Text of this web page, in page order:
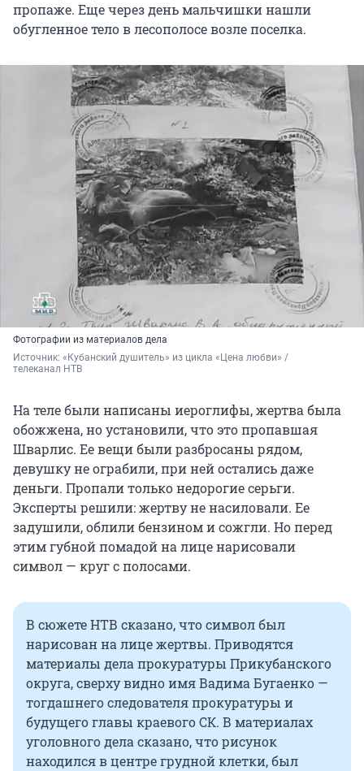
пропаже. Еще через день мальчишки нашли
обугленное тело в лесополосе возле поселка.
Фотографии из материалов дела
Источник: «Кубанский душитель» из цикла «Цена любви» /
телеканал НТВ
На теле были написаны иероглифы, жертва была
обожжена, но установили, что это пропавшая
Шварлис. Ее вещи были разбросаны рядом,
девушку не ограбили, при ней остались даже
деньги. Пропали только недорогие серьги.
Эксперты решили: жертву не насиловали. Ее
задушили, облили бензином и сожгли. Но перед
этим губной помадой на лице нарисовали
символ — круг с полосами.
В сюжете НТВ сказано, что символ был
нарисован на лице жертвы. Приводятся
материалы дела прокуратуры Прикубанского
округа, сверху видно имя Вадима Бугаенко —
тогдашнего следователя прокуратуры и
будущего главы краевого СК. В материалах
уголовного дела сказано, что рисунок
находился в центре грудной клетки, был